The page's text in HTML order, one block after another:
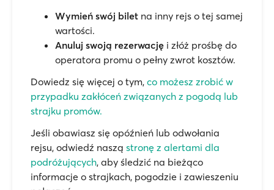
Wymień swój bilet na inny rejs o tej samej
wartości.
Anuluj swoją rezerwację i złóż prośbę do
operatora promu o pełny zwrot kosztów.
Dowiedz się więcej o tym, co możesz zrobić w
przypadku zakłóceń związanych z pogodą lub
strajku promów.
Jeśli obawiasz się opóźnień lub odwołania
rejsu, odwiedź naszą stronę z alertami dla
podróżujących, aby śledzić na bieżąco
informacje o strajkach, pogodzie i zawieszeniu